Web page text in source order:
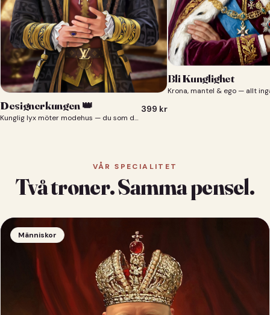
Designerkungen 👑
Kunglig lyx möter modehus — du som designerkung 👑
399 kr
Bli Kunglighet
Krona, mantel & ego — allt
VÅR SPECIALITET
Två troner. Samma pensel.
Människor